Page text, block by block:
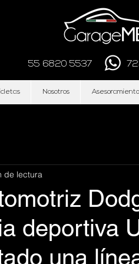
55 6820 5537
Nosotros
deportiva
una
de lectura